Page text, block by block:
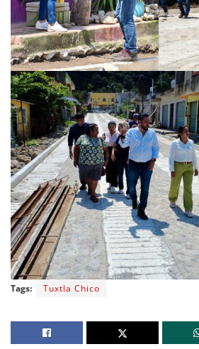
Tags: Tuxtla Chico